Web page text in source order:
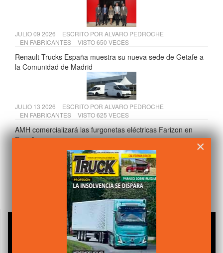
JULIO 09 2026 ESCRITO POR ALVARO PEDROCHE
EN FABRICANTES VISTO 650 VECES
Renault Trucks España muestra su nueva sede de Getafe a
la Comunidad de Madrid
JULIO 13 2026 ESCRITO POR ALVARO PEDROCHE
EN FABRICANTES VISTO 625 VECES
AMH comercializará las furgonetas eléctricas Farizon en
España
ESCRITO PORALVARO PEDROCHE
COMPONENTES VISTO 618 VECES
Andamur presenta su VI Informe de Sostenibilidad 2025
×